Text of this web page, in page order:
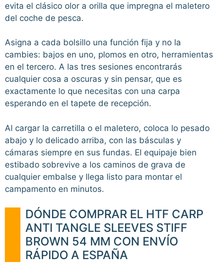
evita el clásico olor a orilla que impregna el maletero
del coche de pesca.
Asigna a cada bolsillo una función fija y no la
cambies: bajos en uno, plomos en otro, herramientas
en el tercero. A las tres sesiones encontrarás
cualquier cosa a oscuras y sin pensar, que es
exactamente lo que necesitas con una carpa
esperando en el tapete de recepción.
Al cargar la carretilla o el maletero, coloca lo pesado
abajo y lo delicado arriba, con las básculas y
cámaras siempre en sus fundas. El equipaje bien
estibado sobrevive a los caminos de grava de
cualquier embalse y llega listo para montar el
campamento en minutos.
DÓNDE COMPRAR EL HTF CARP
ANTI TANGLE SLEEVES STIFF
BROWN 54 MM CON ENVÍO
RÁPIDO A ESPAÑA